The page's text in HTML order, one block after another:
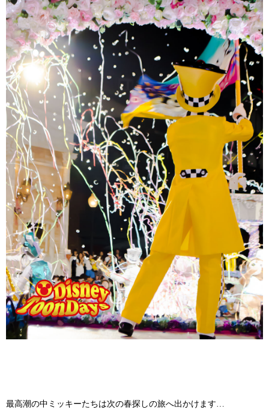
最高潮の中ミッキーたちは次の春探しの旅へ出かけます…